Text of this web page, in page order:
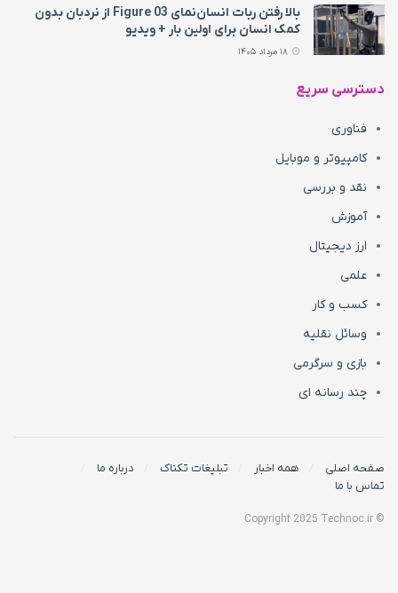
بالا رفتن ربات انسان‌نمای Figure 03 از نردبان بدون
کمک انسان برای اولین بار + ویدیو
دسترسی سریع
فناوری
کامپیوتر و موبایل
نقد و بررسی
آموزش
ارز دیجیتال
علمی
کسب و کار
وسائل نقلیه
بازی و سرگرمی
چند رسانه ای
صفحه اصلی همه اخبار تبلیغات تکناک
درباره ما
تماس با ما
© Copyright 2025 Technoc.ir